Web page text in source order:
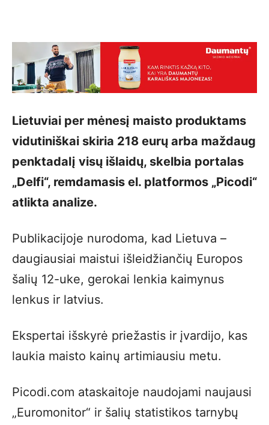
Lietuviai per mėnesį maisto produktams
vidutiniškai skiria 218 eurų arba maždaug
penktadalį visų išlaidų, skelbia portalas
„Delfi“, remdamasis el. platformos „Picodi“
atlikta analize.
Publikacijoje nurodoma, kad Lietuva –
daugiausiai maistui išleidžiančių Europos
šalių 12-uke, gerokai lenkia kaimynus
lenkus ir latvius.
Ekspertai išskyrė priežastis ir įvardijo, kas
laukia maisto kainų artimiausiu metu.
Picodi.com ataskaitoje naudojami naujausi
„Euromonitor“ ir šalių statistikos tarnybų